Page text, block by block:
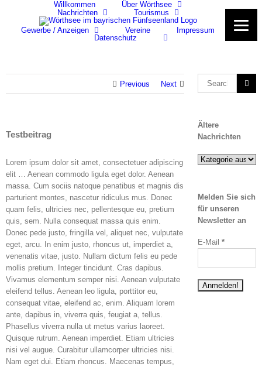
content
Willkommen
Über Wörthsee
Nachrichten
Tourismus
Gewerbe / Anzeigen Vereine
Impressum
Datenschutz
Previous Next
Testbeitrag
Lorem ipsum dolor sit amet, consectetuer adipiscing
elit … Aenean commodo ligula eget dolor. Aenean
massa. Cum sociis natoque penatibus et magnis dis
parturient montes, nascetur ridiculus mus. Donec
quam felis, ultricies nec, pellentesque eu, pretium
quis, sem. Nulla consequat massa quis enim.
Donec pede justo, fringilla vel, aliquet nec, vulputate
eget, arcu. In enim justo, rhoncus ut, imperdiet a,
venenatis vitae, justo. Nullam dictum felis eu pede
mollis pretium. Integer tincidunt. Cras dapibus.
Vivamus elementum semper nisi. Aenean vulputate
eleifend tellus. Aenean leo ligula, porttitor eu,
consequat vitae, eleifend ac, enim. Aliquam lorem
ante, dapibus in, viverra quis, feugiat a, tellus.
Phasellus viverra nulla ut metus varius laoreet.
Quisque rutrum. Aenean imperdiet. Etiam ultricies
nisi vel augue. Curabitur ullamcorper ultricies nisi.
Nam eget dui. Etiam rhoncus. Maecenas tempus,
Search
for:
Ältere
Nachrichten
Ältere
Melden Sie sich
für unseren
Newsletter an
E-Mail *